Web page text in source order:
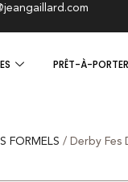
PRÊT-À-PORTER
FORMELS / Derby Fes